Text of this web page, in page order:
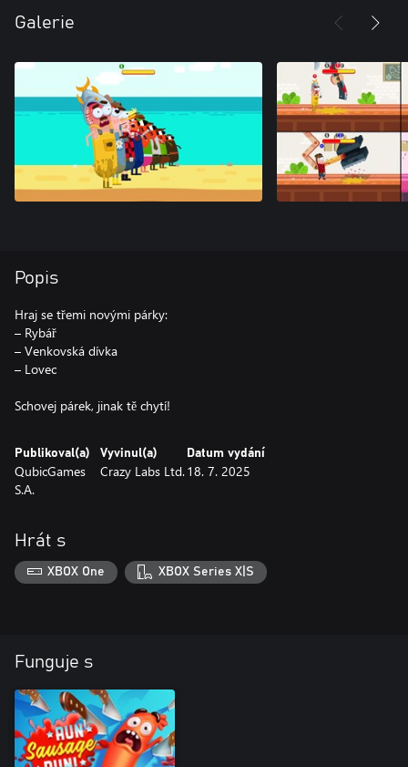
Galerie
Popis
Hraj se třemi novými párky:
– Rybář
– Venkovská dívka
– Lovec
Schovej párek, jinak tě chytí!
Publikoval(a)
QubicGames
S.A.
Vyvinul(a)
Crazy Labs Ltd.
Datum vydání
18. 7. 2025
Hrát s
XBOX One XBOX Series X|S
Funguje s